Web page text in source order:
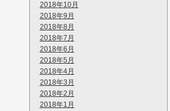
2018年10月
2018年9月
2018年8月
2018年7月
2018年6月
2018年5月
2018年4月
2018年3月
2018年2月
2018年1月